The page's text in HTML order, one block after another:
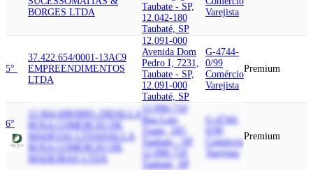
BORGES LTDA
Taubate - SP,
12.042-180
Taubaté, SP
Varejista
5°
37.422.654/0001-13AC9
EMPREENDIMENTOS
LTDA
12.091-000
Avenida Dom
Pedro I, 7231,
Taubate - SP,
12.091-000
Taubaté, SP
G-4744-
0/99
Comércio
Varejista
Premium
6°
12.664.698/0001-29DALLA
ROSA COMERCIO DE
MADEIAS LTDADALLA
ROSA COMERCIO DE
MADEIRAS LTDA
12.090-710
Rua Luis
Tuam, 185,
Taubate - SP,
12.090-710
Taubaté, SP
G-4744-
Comércio
Varejista
Premium